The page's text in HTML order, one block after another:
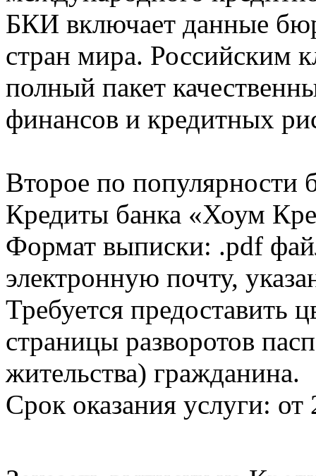
БКИ включает данные
стран мира. Российским
полный пакет
финансов и кредитных
Второе по популярности
Кредиты банка «Хоум
Формат выписки: .pdf
электронную почту,
Требуется предоставить
страницы разворотов
жительства) гражданина.
Срок оказания услуги: от